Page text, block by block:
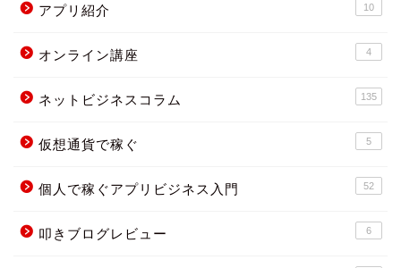
アプリ紹介 10
オンライン講座 4
ネットビジネスコラム 135
仮想通貨で稼ぐ 5
個人で稼ぐアプリビジネス入門 52
叩きブログレビュー 6